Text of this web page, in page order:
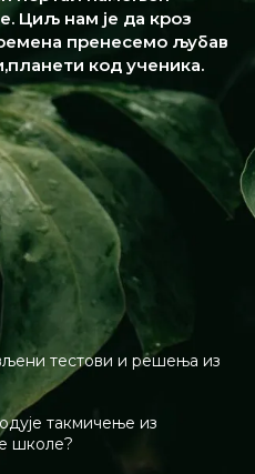
Циљ нам је да кроз
пренесемо љубав
код ученика.
тестови и решења из
такмичење из
школе?